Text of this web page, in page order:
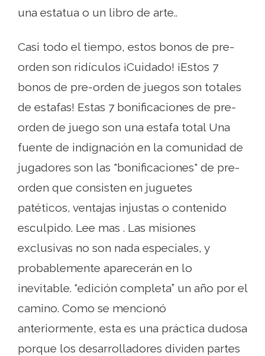
una estatua o un libro de arte..
Casi todo el tiempo, estos bonos de pre-
orden son ridículos ¡Cuidado! ¡Estos 7
bonos de pre-orden de juegos son totales
de estafas! Estas 7 bonificaciones de pre-
orden de juego son una estafa total Una
fuente de indignación en la comunidad de
jugadores son las "bonificaciones" de pre-
orden que consisten en juguetes
patéticos, ventajas injustas o contenido
esculpido. Lee mas . Las misiones
exclusivas no son nada especiales, y
probablemente aparecerán en lo
inevitable. “edición completa” un año por el
camino. Como se mencionó
anteriormente, esta es una práctica dudosa
porque los desarrolladores dividen partes